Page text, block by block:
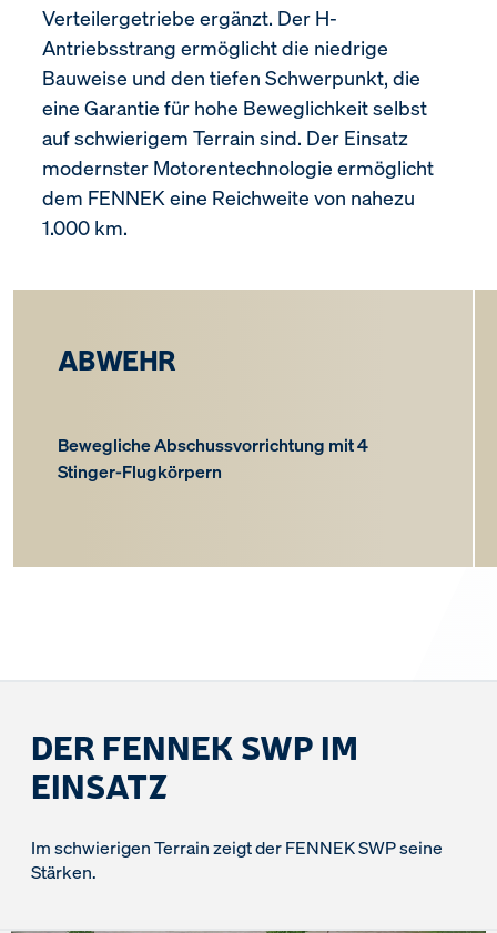
Verteilergetriebe ergänzt. Der H-
Antriebsstrang ermöglicht die niedrige
Bauweise und den tiefen Schwerpunkt, die
eine Garantie für hohe Beweglichkeit selbst
auf schwierigem Terrain sind. Der Einsatz
modernster Motorentechnologie ermöglicht
dem FENNEK eine Reichweite von nahezu
1.000 km.
ABWEHR
Bewegliche Abschussvorrichtung mit 4
Stinger-Flugkörpern
DER FENNEK SWP IM
EINSATZ
Im schwierigen Terrain zeigt der FENNEK SWP seine
Stärken.